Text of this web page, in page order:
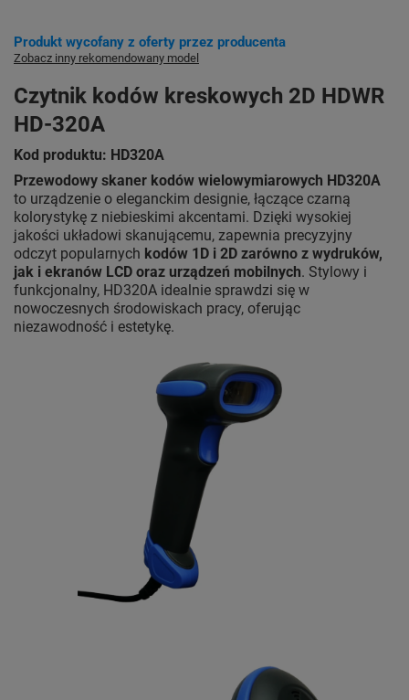
Produkt wycofany z oferty przez producenta
Zobacz inny rekomendowany model
Czytnik kodów kreskowych 2D HDWR
HD-320A
Kod produktu: HD320A
Przewodowy skaner kodów wielowymiarowych HD320A
to urządzenie o eleganckim designie, łączące czarną
kolorystykę z niebieskimi akcentami. Dzięki wysokiej
jakości układowi skanującemu, zapewnia precyzyjny
odczyt popularnych kodów 1D i 2D zarówno z wydruków,
jak i ekranów LCD oraz urządzeń mobilnych. Stylowy i
funkcjonalny, HD320A idealnie sprawdzi się w
nowoczesnych środowiskach pracy, oferując
niezawodność i estetykę.